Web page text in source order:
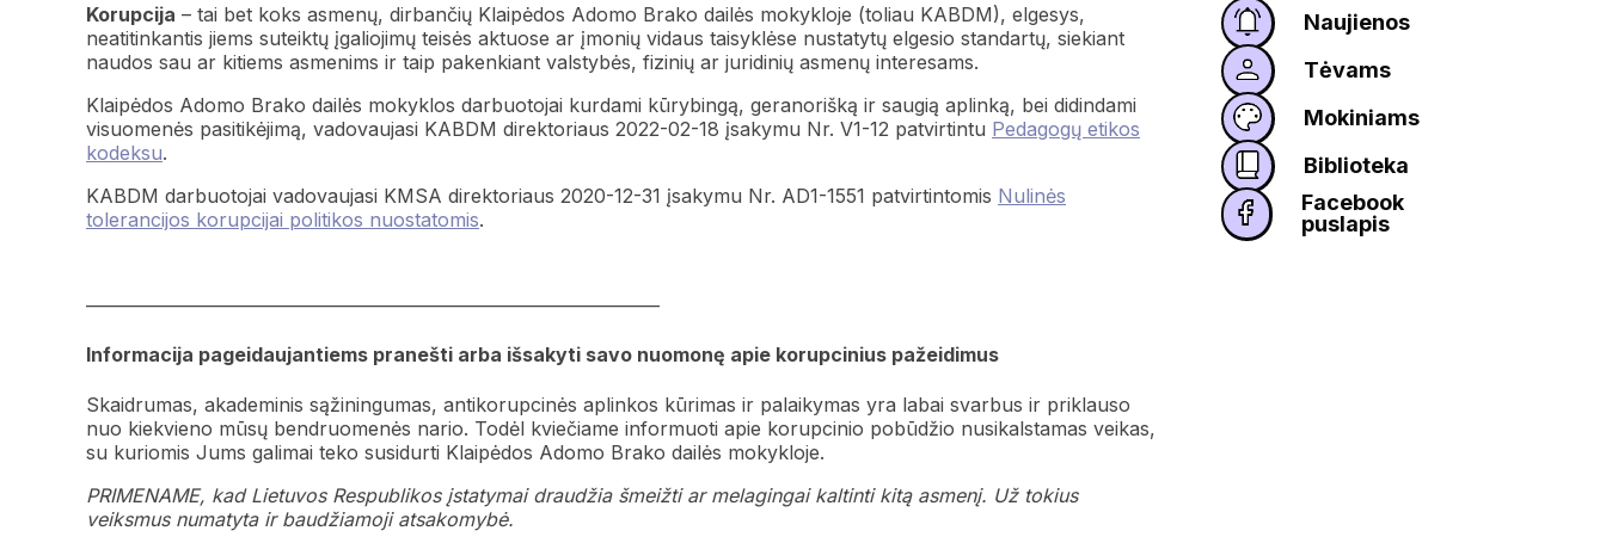
Korupcija – tai bet koks asmenų, dirbančių Klaipėdos Adomo Brako dailės mokykloje (toliau KABDM), elgesys,
neatitinkantis jiems suteiktų įgaliojimų teisės aktuose ar įmonių vidaus taisyklėse nustatytų elgesio standartų, siekiant
naudos sau ar kitiems asmenims ir taip pakenkiant valstybės, fizinių ar juridinių asmenų interesams.
Klaipėdos Adomo Brako dailės mokyklos darbuotojai kurdami kūrybingą, geranorišką ir saugią aplinką, bei didindami
visuomenės pasitikėjimą, vadovaujasi KABDM direktoriaus 2022-02-18 įsakymu Nr. V1-12 patvirtintu Pedagogų etikos
kodeksu.
KABDM darbuotojai vadovaujasi KMSA direktoriaus 2020-12-31 įsakymu Nr. AD1-1551 patvirtintomis Nulinės
tolerancijos korupcijai politikos nuostatomis.
——————————————————————————————
Informacija pageidaujantiems pranešti arba išsakyti savo nuomonę apie korupcinius pažeidimus
Skaidrumas, akademinis sąžiningumas, antikorupcinės aplinkos kūrimas ir palaikymas yra labai svarbus ir priklauso
nuo kiekvieno mūsų bendruomenės nario. Todėl kviečiame informuoti apie korupcinio pobūdžio nusikalstamas veikas,
su kuriomis Jums galimai teko susidurti Klaipėdos Adomo Brako dailės mokykloje.
PRIMENAME, kad Lietuvos Respublikos įstatymai draudžia šmeižti ar melagingai kaltinti kitą asmenį. Už tokius
veiksmus numatyta ir baudžiamoji atsakomybė.
Naujienos
Tėvams
Mokiniams
Biblioteka
Facebook
puslapis